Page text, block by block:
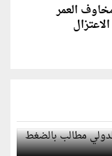
العمر
الدولي مطالب